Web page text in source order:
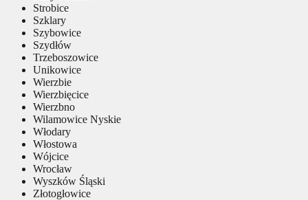
Strobice
Szklary
Szybowice
Szydłów
Trzeboszowice
Unikowice
Wierzbie
Wierzbięcice
Wierzbno
Wilamowice Nyskie
Włodary
Włostowa
Wójcice
Wrocław
Wyszków Śląski
Złotogłowice